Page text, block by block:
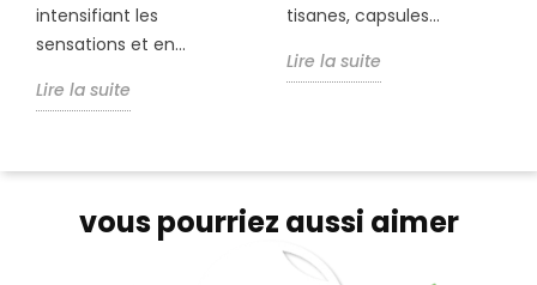
intensifiant les
sensations et en...
Lire la suite
tisanes, capsules...
Lire la suite
vous pourriez aussi aimer